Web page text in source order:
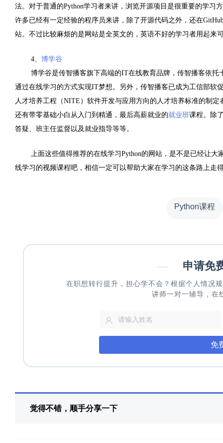
法。对于普通的Python学习者来讲，浏览开源项目是很重要的学习
许多已经有一定经验的程序员来讲，除了开源代码之外，还在
站。不过比较麻烦的是网站是全英文的，英语不好的学习者用起来
4、 博学谷
博学谷是传智播客旗下高端的IT在线教育品牌，传智播客依托
通过在线学习的方式实现IT梦想。另外，传智播客已成为工信部软
人才培养工程（NITE ）软件开发与应用方向的人才培养标准的制
还有带零基础小白从入门到精通，最后高薪就业的就业班课程。除
答疑、班主任监督以及就业指导等等。
上面这些值得推荐的在线学习 Python的网站，是不是已经让大
线学习的视频课程吧，相信一定可以帮助大家在学习的这条路上走
Python课程
— 申请免
在职想转行提升，担心学不会？根据个人情况
讲师一对一辅导，在
免
觉得不错，顺手分享一下